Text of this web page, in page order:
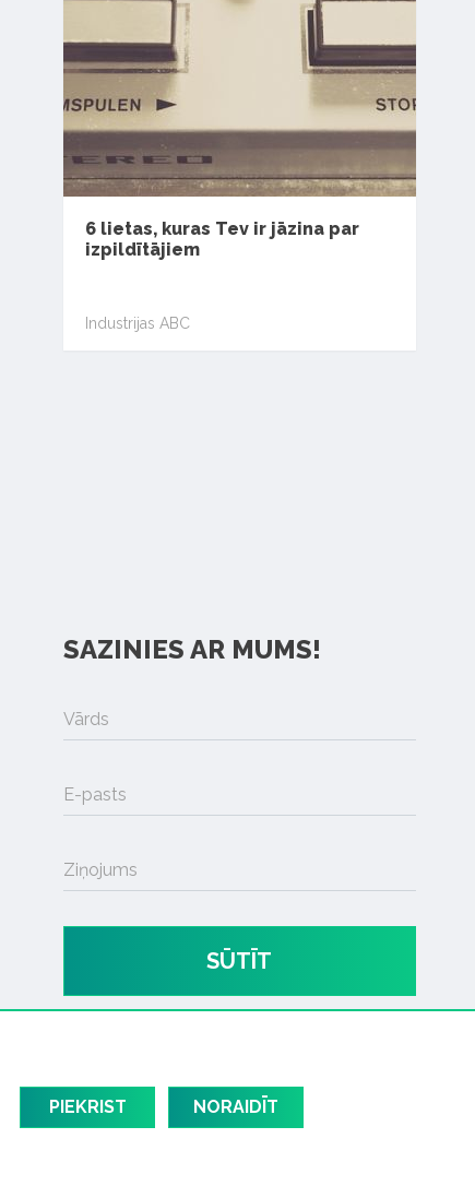
6 lietas, kuras Tev ir jāzina par
izpildītājiem
Industrijas ABC
SAZINIES AR MUMS!
Vārds
E-pasts
Ziņojums
SŪTĪT
PIEKRIST NORAIDĪT